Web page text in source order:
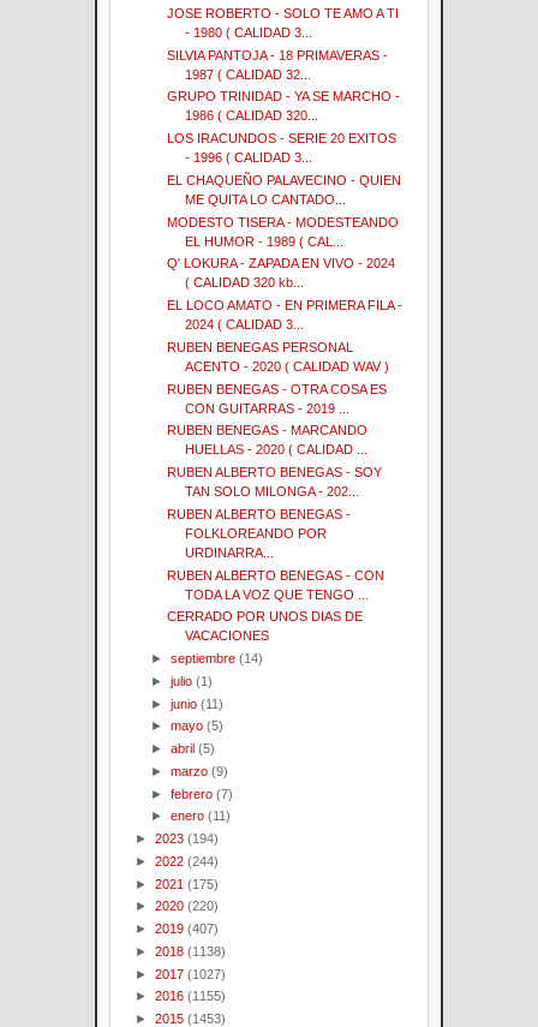
JOSE ROBERTO - SOLO TE AMO A TI
- 1980 ( CALIDAD 3...
SILVIA PANTOJA - 18 PRIMAVERAS -
1987 ( CALIDAD 32...
GRUPO TRINIDAD - YA SE MARCHO -
1986 ( CALIDAD 320...
LOS IRACUNDOS - SERIE 20 EXITOS
- 1996 ( CALIDAD 3...
EL CHAQUEÑO PALAVECINO - QUIEN
ME QUITA LO CANTADO...
MODESTO TISERA - MODESTEANDO
EL HUMOR - 1989 ( CAL...
Q' LOKURA - ZAPADA EN VIVO - 2024
( CALIDAD 320 kb...
EL LOCO AMATO - EN PRIMERA FILA -
2024 ( CALIDAD 3...
RUBEN BENEGAS PERSONAL
ACENTO - 2020 ( CALIDAD WAV )
RUBEN BENEGAS - OTRA COSA ES
CON GUITARRAS - 2019 ...
RUBEN BENEGAS - MARCANDO
HUELLAS - 2020 ( CALIDAD ...
RUBEN ALBERTO BENEGAS - SOY
TAN SOLO MILONGA - 202...
RUBEN ALBERTO BENEGAS -
FOLKLOREANDO POR
URDINARRA...
RUBEN ALBERTO BENEGAS - CON
TODA LA VOZ QUE TENGO ...
CERRADO POR UNOS DIAS DE
VACACIONES
►septiembre (14)
►julio (1)
►junio (11)
►mayo (5)
►abril (5)
►marzo (9)
►febrero (7)
►enero (11)
► 2023 (194)
► 2022 (244)
► 2021 (175)
► 2020 (220)
► 2019 (407)
► 2018 (1138)
► 2017 (1027)
► 2016 (1155)
► 2015 (1453)